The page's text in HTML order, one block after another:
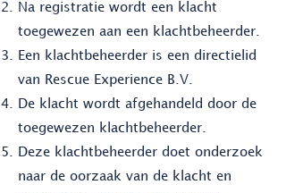
Na registratie wordt een klacht
toegewezen aan een klachtbeheerder.
Een klachtbeheerder is een directielid
van Rescue Experience B.V.
De klacht wordt afgehandeld door de
toegewezen klachtbeheerder.
Deze klachtbeheerder doet onderzoek
naar de oorzaak van de klacht en